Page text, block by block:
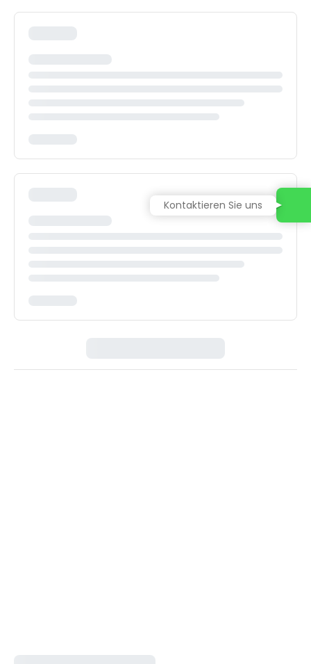
Kontaktieren Sie uns